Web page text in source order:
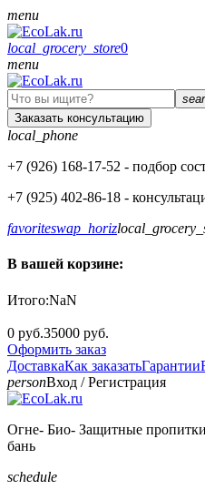
menu
local_grocery_store0
menu
Заказать консультацию
local_phone
+7 (926) 168-17-52 - подбор
+7 (925) 402-86-18 -
favoriteswap_horiz
В вашей корзине:
Итого:NaN
0 руб.35000 руб.
Оформить заказ
ДоставкаКак заказатьГарантии
personВход /Регистрация
Огне- Био- Защитные
бань
schedule